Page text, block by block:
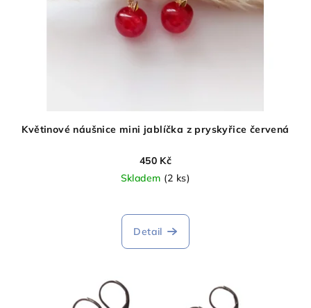
Květinové náušnice mini jablíčka z pryskyřice červená
450 Kč
Skladem (2 ks)
Detail